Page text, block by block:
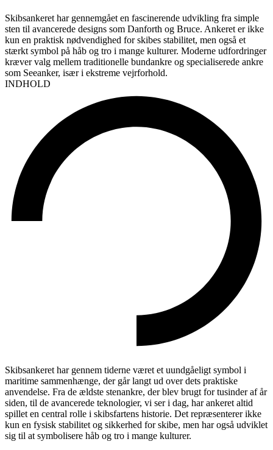
Skibsankeret har gennemgået en fascinerende udvikling fra simple
sten til avancerede designs som Danforth og Bruce. Ankeret er ikke
kun en praktisk nødvendighed for skibes stabilitet, men også et
stærkt symbol på håb og tro i mange kulturer. Moderne udfordringer
kræver valg mellem traditionelle bundankre og specialiserede ankre
som Seeanker, især i ekstreme vejrforhold.
INDHOLD
Skibsankeret har gennem tiderne været et uundgåeligt symbol i
maritime sammenhænge, der går langt ud over dets praktiske
anvendelse. Fra de ældste stenankre, der blev brugt for tusinder af år
siden, til de avancerede teknologier, vi ser i dag, har ankeret altid
spillet en central rolle i skibsfartens historie. Det repræsenterer ikke
kun en fysisk stabilitet og sikkerhed for skibe, men har også udviklet
sig til at symbolisere håb og tro i mange kulturer.